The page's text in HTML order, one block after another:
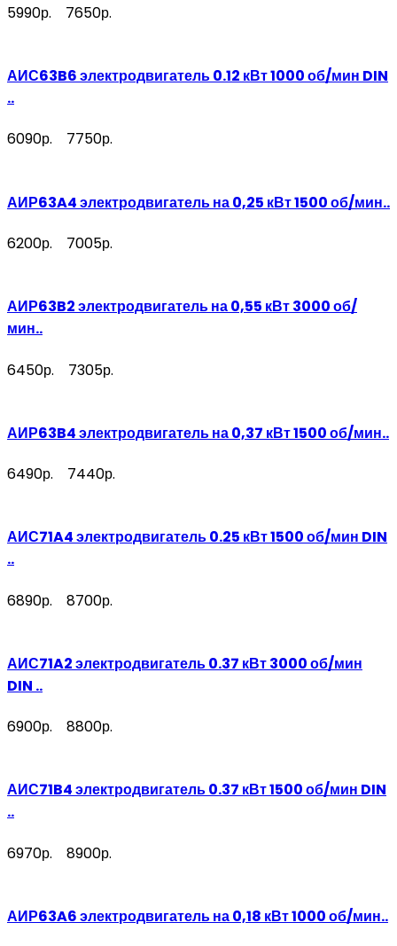
5990р. 7650р.
АИС63B6 электродвигатель 0.12 кВт 1000 об/мин DIN
..
6090р. 7750р.
АИР63A4 электродвигатель на 0,25 кВт 1500 об/мин..
6200р. 7005р.
АИР63B2 электродвигатель на 0,55 кВт 3000 об/
мин..
6450р. 7305р.
АИР63B4 электродвигатель на 0,37 кВт 1500 об/мин..
6490р. 7440р.
АИС71A4 электродвигатель 0.25 кВт 1500 об/мин DIN
..
6890р. 8700р.
АИС71A2 электродвигатель 0.37 кВт 3000 об/мин
DIN ..
6900р. 8800р.
АИС71B4 электродвигатель 0.37 кВт 1500 об/мин DIN
..
6970р. 8900р.
АИР63A6 электродвигатель на 0,18 кВт 1000 об/мин..